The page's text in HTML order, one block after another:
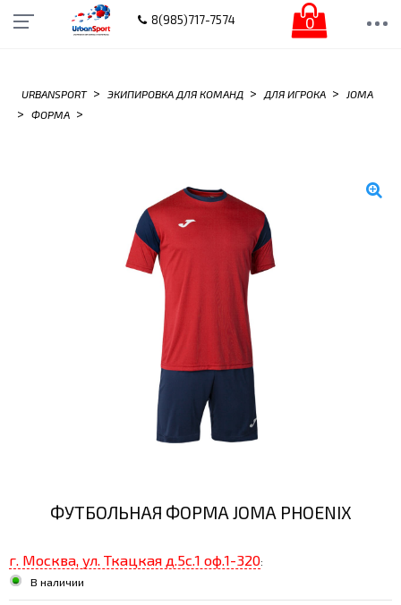
8(985)717-7574 0
URBANSPORT > ЭКИПИРОВКА ДЛЯ КОМАНД > ДЛЯ ИГРОКА > JOMA
> ФОРМА >
ФУТБОЛЬНАЯ ФОРМА JOMA PHOENIX
г. Москва, ул. Ткацкая д.5с.1 оф.1-320:
В наличии